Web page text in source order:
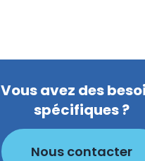
Vous avez des
spécifiques ?
Nous contacter